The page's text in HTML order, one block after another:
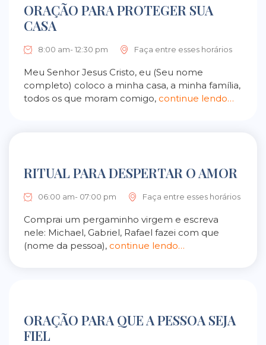
ORAÇÃO PARA PROTEGER SUA
CASA
8:00 am- 12:30 pm Faça entre esses horários
Meu Senhor Jesus Cristo, eu (Seu nome
completo) coloco a minha casa, a minha família,
todos os que moram comigo, continue lendo…
RITUAL PARA DESPERTAR O AMOR
06:00 am- 07:00 pm Faça entre esses horários
Comprai um pergaminho virgem e escreva
nele: Michael, Gabriel, Rafael fazei com que
(nome da pessoa), continue lendo…
ORAÇÃO PARA QUE A PESSOA SEJA
FIEL